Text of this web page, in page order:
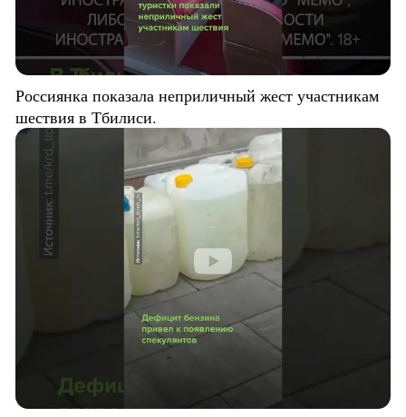
Россиянка показала неприличный жест участникам
шествия в Тбилиси.